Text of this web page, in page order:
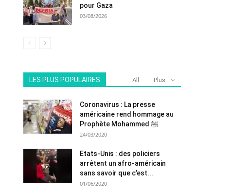
pour Gaza
03/08/2026
LES PLUS POPULAIRES All Plus
Coronavirus : La presse
américaine rend hommage au
Prophète Mohammed ﷺ
24/03/2020
Etats-Unis : des policiers
arrêtent un afro-américain
sans savoir que c’est...
01/06/2020